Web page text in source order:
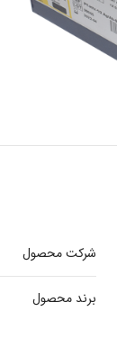
شرکت محصول
برند محصول